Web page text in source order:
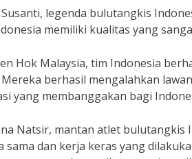
legenda bulutangkis
memiliki kualitas yang
Hok Malaysia, tim Indonesia
berhasil mengalahkan
yang membanggakan bagi
Natsir, mantan atlet bulutangkis
sama dan kerja keras yang